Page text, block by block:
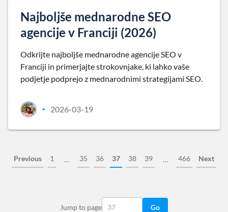
Najboljše mednarodne SEO
agencije v Franciji (2026)
Odkrijte najboljše mednarodne agencije SEO v
Franciji in primerjajte strokovnjake, ki lahko vaše
podjetje podprejo z mednarodnimi strategijami SEO.
• 2026-03-19
Previous 1 … 35 36 37 38 39 … 466 Next
Jump to page Go